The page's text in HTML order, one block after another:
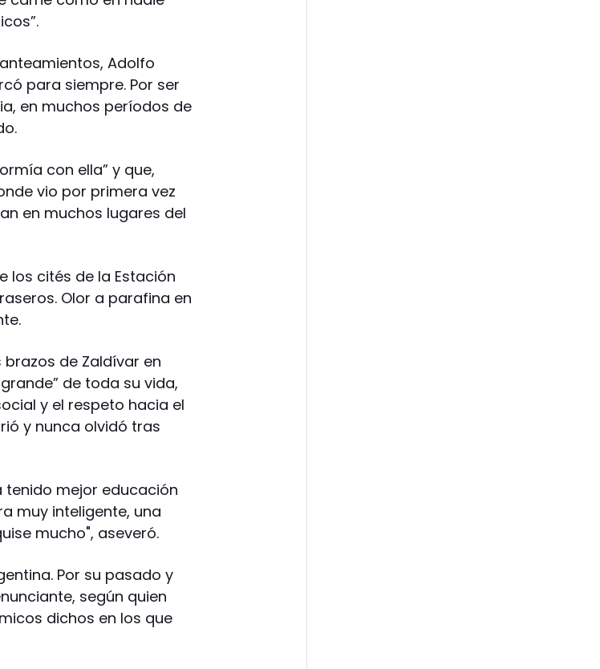
Adolfo
para siempre. Por ser
en muchos períodos de
con ella” y que,
vio por primera vez
en muchos lugares del
los cités de la Estación
Olor a parafina en
de Zaldívar en
de toda su vida,
y el respeto hacia el
y nunca olvidó tras
tenido mejor educación
muy inteligente, una
mucho", aseveró.
Por su pasado y
según quien
dichos en los que